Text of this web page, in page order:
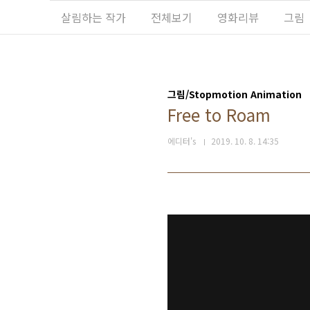
살림하는 작가 전체보기 영화리뷰 그림
그림/Stopmotion Animation
Free to Roam
에디터's 2019. 10. 8. 14:35